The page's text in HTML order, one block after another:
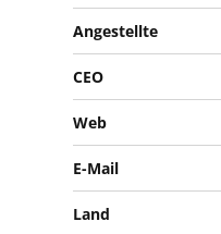
Angestellte
CEO
Web
E-Mail
Land